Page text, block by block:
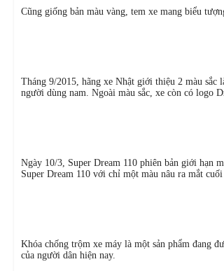
Cũng giống bản màu vàng, tem xe mang biểu
Tháng 9/2015, hãng xe Nhật giới thiệu 2 màu sắc
người dùng nam. Ngoài màu sắc, xe còn có logo
Ngày 10/3, Super Dream 110 phiên bản giới hạn
Super Dream 110 với chỉ một màu nâu ra mắt
Khóa chống trộm xe máy là một sản phẩm đang
của người dân hiện nay.